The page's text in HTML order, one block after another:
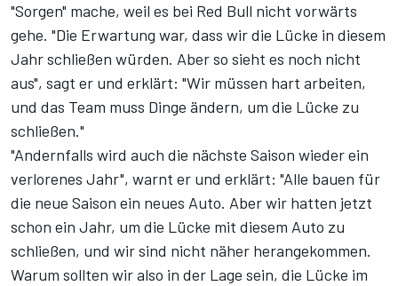
"Sorgen" mache, weil es bei Red Bull nicht vorwärts
gehe. "Die Erwartung war, dass wir die Lücke in diesem
Jahr schließen würden. Aber so sieht es noch nicht
aus", sagt er und erklärt: "Wir müssen hart arbeiten,
und das Team muss Dinge ändern, um die Lücke zu
schließen."
"Andernfalls wird auch die nächste Saison wieder ein
verlorenes Jahr", warnt er und erklärt: "Alle bauen für
die neue Saison ein neues Auto. Aber wir hatten jetzt
schon ein Jahr, um die Lücke mit diesem Auto zu
schließen, und wir sind nicht näher herangekommen.
Warum sollten wir also in der Lage sein, die Lücke im